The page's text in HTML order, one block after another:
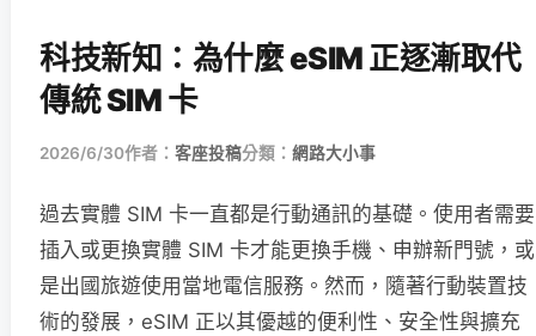
科技新知：為什麼 eSIM 正逐漸取代
傳統 SIM 卡
2026/6/30作者： 客座投稿分類： 網路大小事
過去實體 SIM 卡一直都是行動通訊的基礎。使用者需要
插入或更換實體 SIM 卡才能更換手機、申辦新門號，或
是出國旅遊使用當地電信服務。然而，隨著行動裝置技
術的發展，eSIM 正以其優越的便利性、安全性與擴充